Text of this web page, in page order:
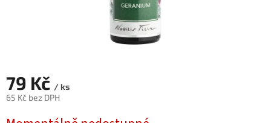
79 Kč / ks
65 Kč bez DPH